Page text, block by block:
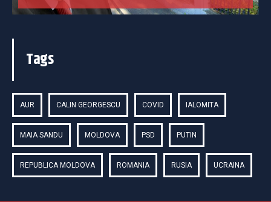
Tags
AUR CALIN GEORGESCU COVID IALOMITA
MAIA SANDU MOLDOVA PSD PUTIN
REPUBLICA MOLDOVA ROMANIA RUSIA UCRAINA